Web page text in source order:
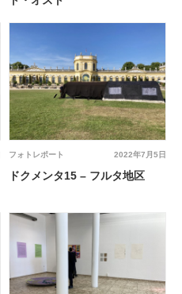
2022年7月5日
フォトレポート
ドクメンタ15 – フルタ地区